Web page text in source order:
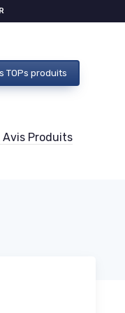
TOPs produits
Avis Produits